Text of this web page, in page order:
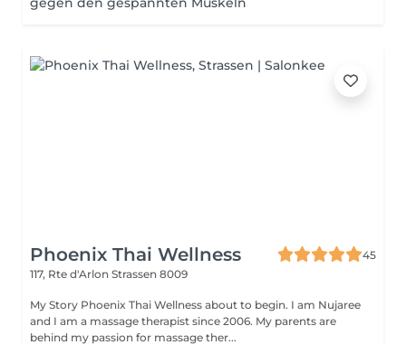
Phoenix Thai Wellness
45
117, Rte d'Arlon Strassen 8009
My Story Phoenix Thai Wellness about to begin. I am Nujaree
and I am a massage therapist since 2006. My parents are
behind my passion for massage ther...